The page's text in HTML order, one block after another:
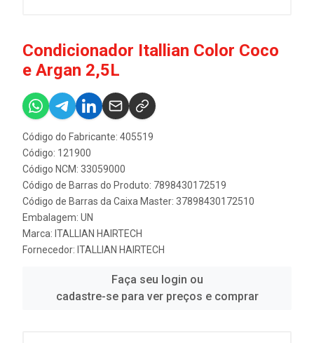
Condicionador Itallian Color Coco
e Argan 2,5L
Código do Fabricante: 405519
Código: 121900
Código NCM: 33059000
Código de Barras do Produto: 7898430172519
Código de Barras da Caixa Master: 37898430172510
Embalagem: UN
Marca: ITALLIAN HAIRTECH
Fornecedor: ITALLIAN HAIRTECH
Faça seu login ou
cadastre-se para ver preços e comprar